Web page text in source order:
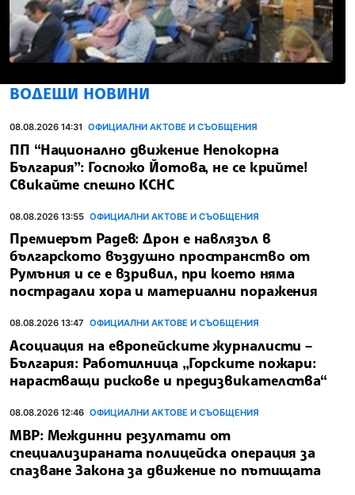
ВОДЕЩИ НОВИНИ
08.08.2026 14:31 ОФИЦИАЛНИ АКТОВЕ И СЪОБЩЕНИЯ
ПП “Национално движение Непокорна
България”: Госпожо Йотова, не се крийте!
Свикайте спешно КСНС
08.08.2026 13:55 ОФИЦИАЛНИ АКТОВЕ И СЪОБЩЕНИЯ
Премиерът Радев: Дрон е навлязъл в
българското въздушно пространство от
Румъния и се е взривил, при което няма
пострадали хора и материални поражения
08.08.2026 13:47 ОФИЦИАЛНИ АКТОВЕ И СЪОБЩЕНИЯ
Асоциация на европейските журналисти –
България: Работилница „Горските пожари:
нарастващи рискове и предизвикателства“
08.08.2026 12:46 ОФИЦИАЛНИ АКТОВЕ И СЪОБЩЕНИЯ
МВР: Междинни резултати от
специализираната полицейска операция за
спазване Закона за движение по пътищата